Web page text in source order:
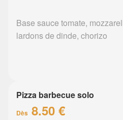
Base sauce tomate,
lardons de dinde, chorizo
Pizza barbecue solo
Dès 8.50 €